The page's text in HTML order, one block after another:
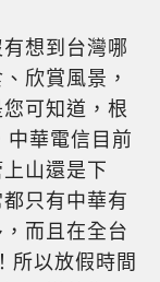
想到台灣哪
欣賞風景，
可知道，根
中華電信目前
山還是下
只有中華有
而且在全台
所以放假時間